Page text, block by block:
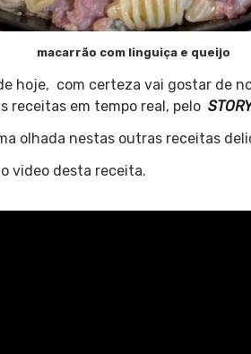
macarrão com linguiça e queijo
hoje, com certeza vai gostar de
receitas em tempo real, pelo
olhada nestas outras receitas
video desta receita.